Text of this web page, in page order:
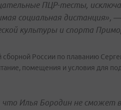
ПЦР-тесты,
социальная дистанция»,
культуры и спорта
России по плаванию
помещения и условия для
Илья Бородин не сможет